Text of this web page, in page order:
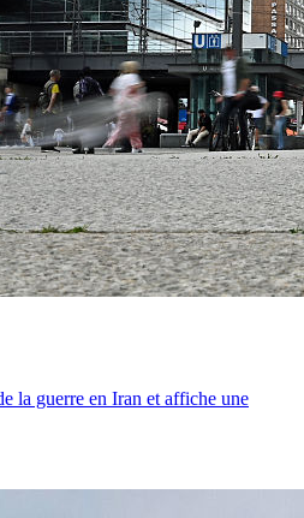
la guerre en Iran et affiche une